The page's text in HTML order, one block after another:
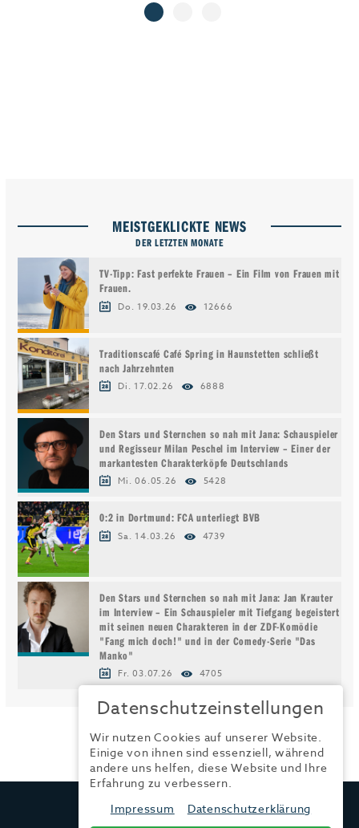
MEISTGEKLICKTE NEWS
DER LETZTEN MONATE
TV-Tipp: Fast perfekte Frauen – Ein Film von Frauen mit
Frauen.
Do. 19.03.26 12666
Traditionscafé Café Spring in Haunstetten schließt
nach Jahrzehnten
Di. 17.02.26 6888
Den Stars und Sternchen so nah mit Jana: Schauspieler
und Regisseur Milan Peschel im Interview – Einer der
markantesten Charakterköpfe Deutschlands
Mi. 06.05.26 5428
0:2 in Dortmund: FCA unterliegt BVB
Sa. 14.03.26 4739
Den Stars und Sternchen so nah mit Jana: Jan Krauter
im Interview – Ein Schauspieler mit Tiefgang begeistert
mit seinen neuen Charakteren in der ZDF-Komödie
"Fang mich doch!" und in der Comedy-Serie "Das
Manko"
Fr. 03.07.26 4705
TRENDYONE
Datenschutzeinstellungen
Wir nutzen Cookies auf unserer Website.
Einige von ihnen sind essenziell, während
andere uns helfen, diese Website und Ihre
Erfahrung zu verbessern.
Impressum
Datenschutzerklärung